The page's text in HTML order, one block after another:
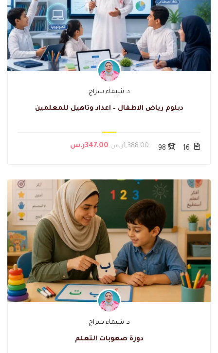
د. شيماء سراج
دبلوم رياض الاطفال – اعداد وتاهيل للمعلمين
16
98 1,388.00ر.س 347.00ر.س
د. شيماء سراج
دورة صعوبات التعلم